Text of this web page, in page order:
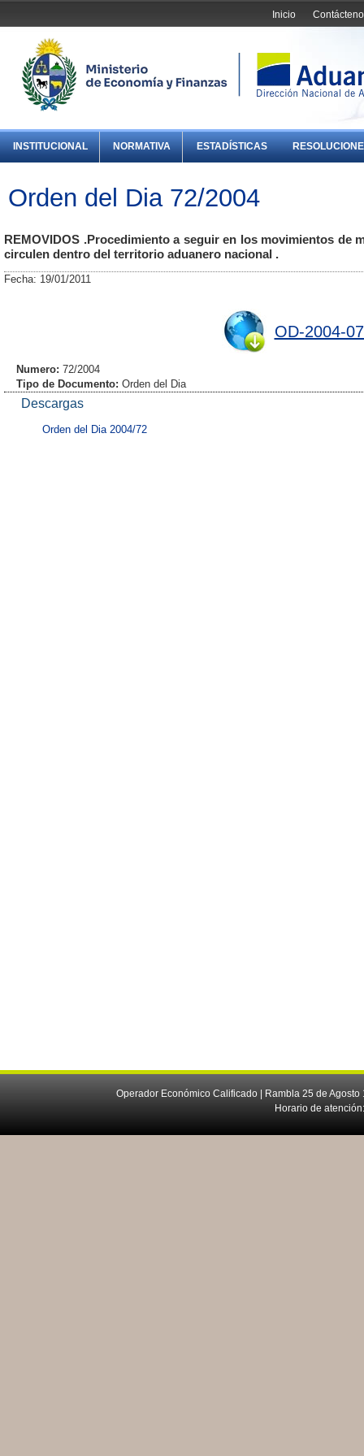
Inicio
INSTITUCIONAL NORMATIVA ESTADÍSTICAS
Orden del Dia 72/2004
REMOVIDOS .Procedimiento a seguir en los movimientos de
circulen dentro del territorio aduanero nacional .
Fecha: 19/01/2011
OD-2004-
Numero: 72/2004
Tipo de Documento: Orden del Dia
Descargas
Orden del Dia 2004/72
Operador Económico Calificado | Rambla 25 de
Horario de